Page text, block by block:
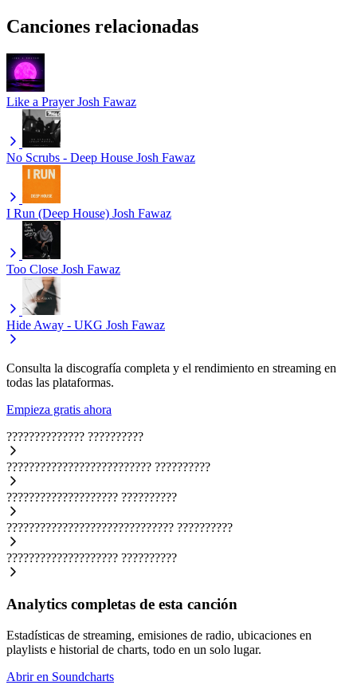
Canciones relacionadas
Like a Prayer Josh Fawaz
No Scrubs - Deep House Josh Fawaz
I Run (Deep House) Josh Fawaz
Too Close Josh Fawaz
Hide Away - UKG Josh Fawaz
Consulta la discografía completa y el rendimiento en streaming en
todas las plataformas.
Empieza gratis ahora
?????????????? ??????????
?????????????????????????? ??????????
???????????????????? ??????????
?????????????????????????????? ??????????
???????????????????? ??????????
Analytics completas de esta canción
Estadísticas de streaming, emisiones de radio, ubicaciones en
playlists e historial de charts, todo en un solo lugar.
Abrir en Soundcharts